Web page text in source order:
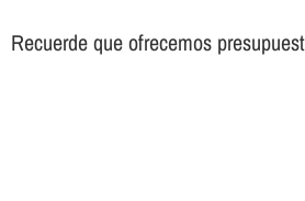
Recuerde que ofrecemos